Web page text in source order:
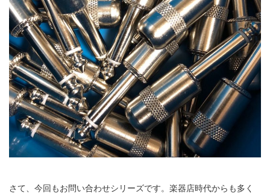
さて、今回もお問い合わせシリーズです。楽器店時代からも多く